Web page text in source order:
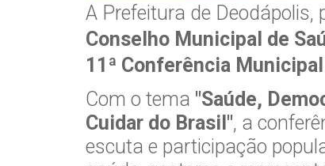
A Prefeitura de Deodápolis,
Conselho Municipal de
11ª Conferência
Com o tema "Saúde,
Cuidar do Brasil", a
escuta e participação